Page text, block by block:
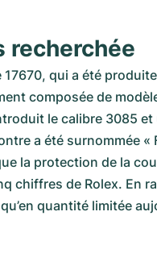
recherchée
qui a été
composée de
le calibre 3085 et
a été surnommée «
la protection de la
chiffres de Rolex. En
quantité limitée